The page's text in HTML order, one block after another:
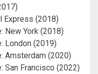
Express (2018)
New York (2018)
London (2019)
Amsterdam (2020)
San Francisco (2022)